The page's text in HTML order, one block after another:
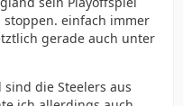
einfach immer
gerade auch unter
die Steelers aus